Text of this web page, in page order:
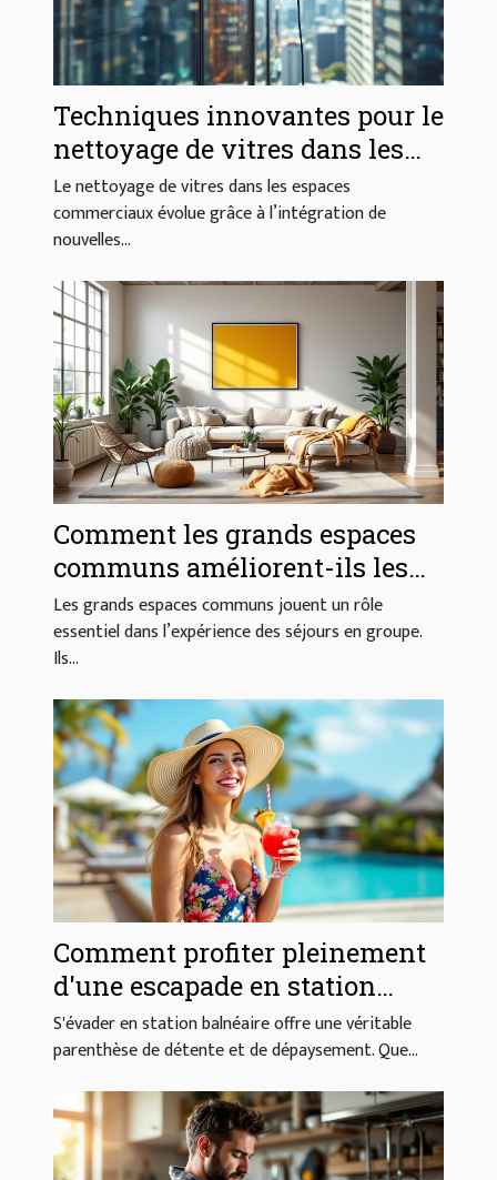
Techniques innovantes pour le
nettoyage de vitres dans les
espaces commerciaux
Le nettoyage de vitres dans les espaces
commerciaux évolue grâce à l’intégration de
nouvelles...
Comment les grands espaces
communs améliorent-ils les
séjours en groupe ?
Les grands espaces communs jouent un rôle
essentiel dans l’expérience des séjours en groupe.
Ils...
Comment profiter pleinement
d'une escapade en station
balnéaire ?
S'évader en station balnéaire offre une véritable
parenthèse de détente et de dépaysement. Que...